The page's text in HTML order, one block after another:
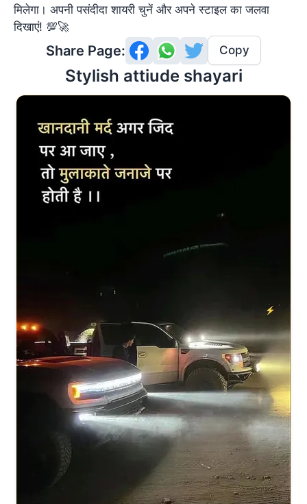
मिलेगा। अपनी पसंदीदा शायरी चुनें और अपने स्टाइल का जलवा
दिखाएं! 💯🚀
Share Page: Copy
Stylish attiude shayari